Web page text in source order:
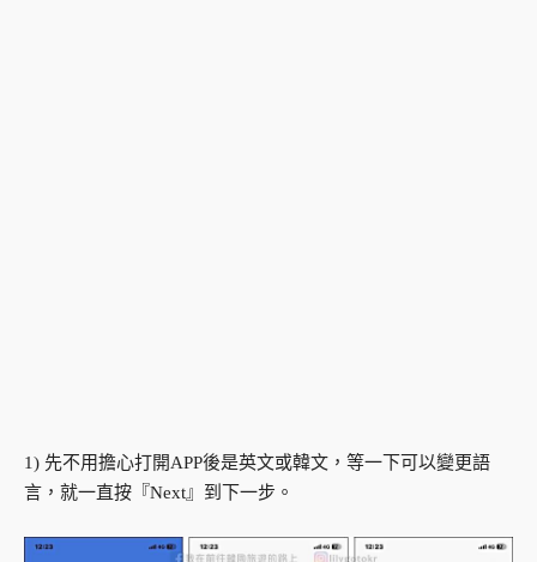
1) 先不用擔心打開APP後是英文或韓文，等一下可以變更語
言，就一直按『Next』到下一步。